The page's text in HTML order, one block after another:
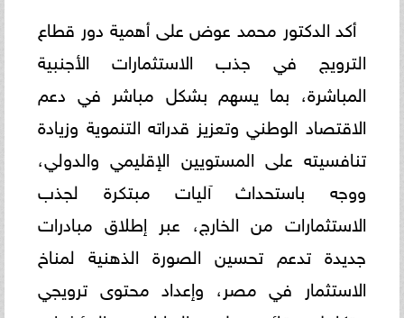
أكد الدكتور محمد عوض على أهمية دور قطاع
الترويج في جذب الاستثمارات الأجنبية
المباشرة، بما يسهم بشكل مباشر في دعم
الاقتصاد الوطني وتعزيز قدراته التنموية وزيادة
تنافسيته على المستويين الإقليمي والدولي،
ووجه باستحداث آليات مبتكرة لجذب
الاستثمارات من الخارج، عبر إطلاق مبادرات
جديدة تدعم تحسين الصورة الذهنية لمناخ
الاستثمار في مصر، وإعداد محتوى ترويجي